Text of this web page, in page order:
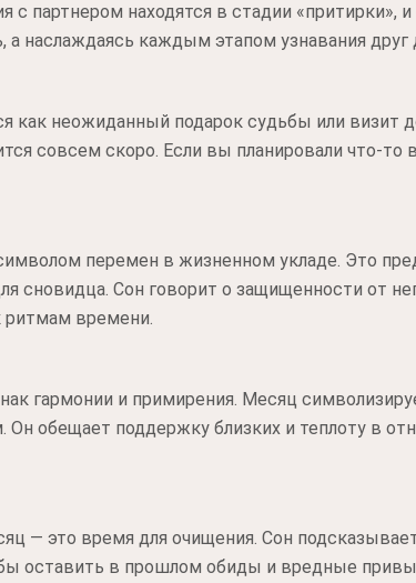
партнером находятся в стадии «притирки»,
а наслаждаясь каждым этапом узнавания друг
как неожиданный подарок судьбы или визит
совсем скоро. Если вы планировали что-то
перемен в жизненном укладе. Это
сновидца. Сон говорит о защищенности от
ритмам времени.
гармонии и примирения. Месяц
обещает поддержку близких и теплоту в
— это время для очищения. Сон
оставить в прошлом обиды и вредные